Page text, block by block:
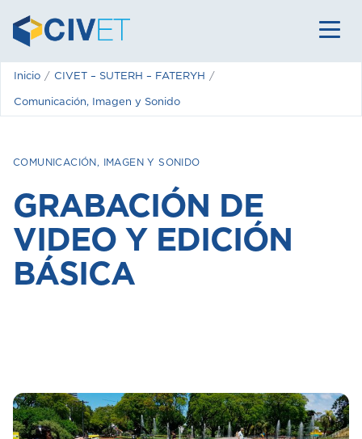
Inicio CIVET – SUTERH – FATERYH
Comunicación, Imagen y Sonido
COMUNICACIÓN, IMAGEN Y SONIDO
GRABACIÓN DE
VIDEO Y EDICIÓN
BÁSICA